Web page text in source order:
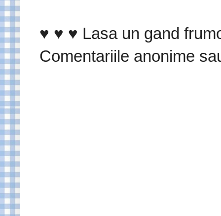
♥ ♥ ♥ Lasa un gand
Comentariile anonime